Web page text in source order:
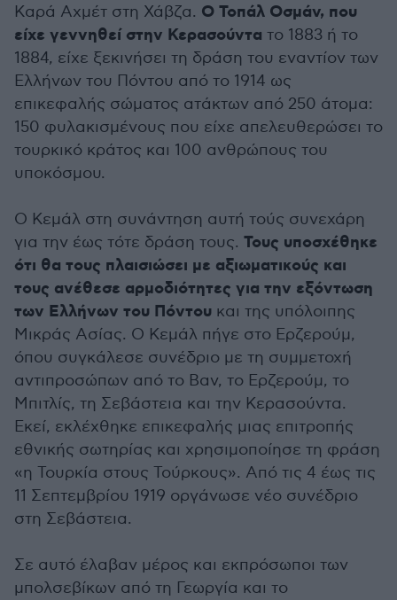
Καρά Αχμέτ στη Χάβζα. Ο Τοπάλ Οσμάν, που
είχε γεννηθεί στην Κερασούντα το 1883 ή το
1884, είχε ξεκινήσει τη δράση του εναντίον των
Ελλήνων του Πόντου από το 1914 ως
επικεφαλής σώματος ατάκτων από 250 άτομα:
150 φυλακισμένους που είχε απελευθερώσει το
τουρκικό κράτος και 100 ανθρώπους του
υποκόσμου.
Ο Κεμάλ στη συνάντηση αυτή τούς συνεχάρη
για την έως τότε δράση τους. Τους υποσχέθηκε
ότι θα τους πλαισιώσει με αξιωματικούς και
τους ανέθεσε αρμοδιότητες για την εξόντωση
των Ελλήνων του Πόντου και της υπόλοιπης
Μικράς Ασίας. Ο Κεμάλ πήγε στο Ερζερούμ,
όπου συγκάλεσε συνέδριο με τη συμμετοχή
αντιπροσώπων από το Βαν, το Ερζερούμ, το
Μπιτλίς, τη Σεβάστεια και την Κερασούντα.
Εκεί, εκλέχθηκε επικεφαλής μιας επιτροπής
εθνικής σωτηρίας και χρησιμοποίησε τη φράση
«η Τουρκία στους Τούρκους». Από τις 4 έως τις
11 Σεπτεμβρίου 1919 οργάνωσε νέο συνέδριο
στη Σεβάστεια.
Σε αυτό έλαβαν μέρος και εκπρόσωποι των
μπολσεβίκων από τη Γεωργία και το